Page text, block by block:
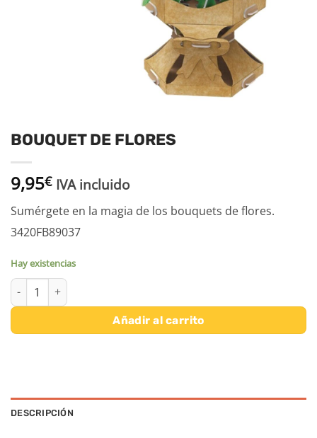
BOUQUET DE FLORES
9,95€ IVA incluido
Sumérgete en la magia de los bouquets de flores.
3420FB89037
Hay existencias
BOUQUET DE FLORES cantidad
Añadir al carrito
DESCRIPCIÓN